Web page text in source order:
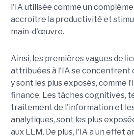
l'IA utilisée comme un
accroître la productivité et
main-d'œuvre.
Ainsi, les premières vagues de
attribuées à l'IA se concentrent
y sont les plus exposés, comme
finance. Les tâches cognitives,
traitement de l'information et
analytiques, sont les plus
aux LLM. De plus, l'IA a un effet